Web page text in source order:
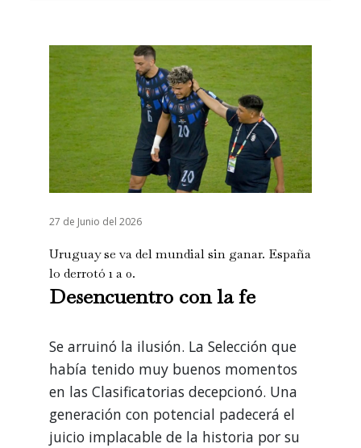
27 de Junio del 2026
Uruguay se va del mundial sin ganar. España
lo derrotó 1 a 0.
Desencuentro con la fe
Se arruinó la ilusión. La Selección que
había tenido muy buenos momentos
en las Clasificatorias decepcionó. Una
generación con potencial padecerá el
juicio implacable de la historia por su